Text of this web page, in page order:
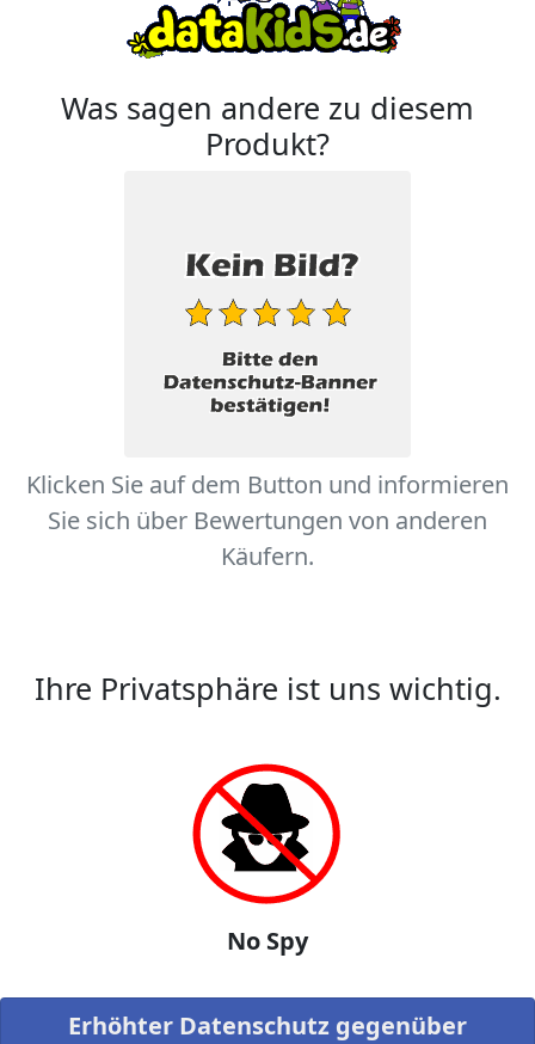
Was sagen andere zu diesem
Produkt?
Klicken Sie auf dem Button und informieren
Sie sich über Bewertungen von anderen
Käufern.
Ihre Privatsphäre ist uns wichtig.
No Spy
Erhöhter Datenschutz gegenüber